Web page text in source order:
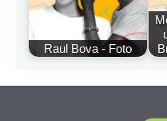
Raul Bova - Foto